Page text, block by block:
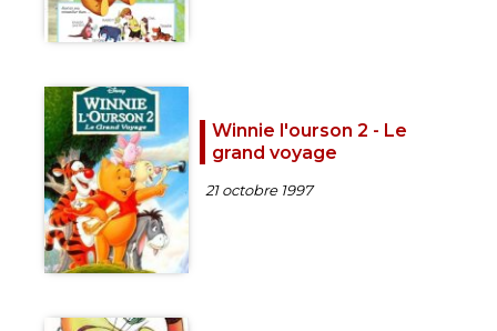
Winnie l'ourson 2 - Le
grand voyage
21 octobre 1997